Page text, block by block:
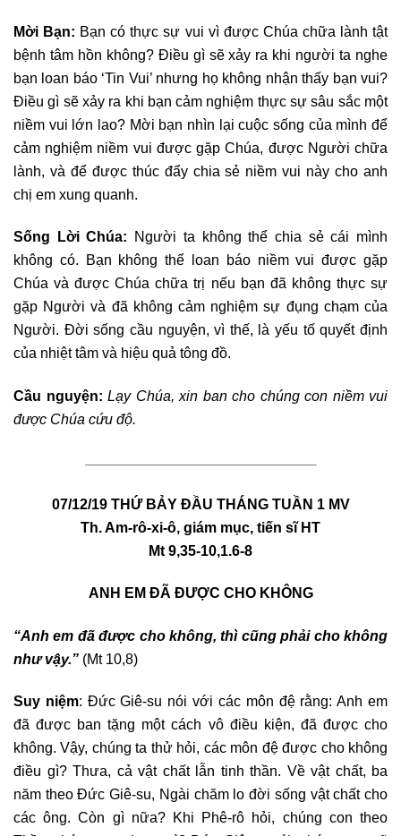
Mời Bạn: Bạn có thực sự vui vì được Chúa chữa lành tật
bệnh tâm hồn không? Điều gì sẽ xảy ra khi người ta nghe
bạn loan báo ‘Tin Vui’ nhưng họ không nhận thấy bạn vui?
Điều gì sẽ xảy ra khi bạn cảm nghiệm thực sự sâu sắc một
niềm vui lớn lao? Mời bạn nhìn lại cuộc sống của mình để
cảm nghiệm niềm vui được gặp Chúa, được Người chữa
lành, và để được thúc đẩy chia sẻ niềm vui này cho anh
chị em xung quanh.
Sống Lời Chúa: Người ta không thể chia sẻ cái mình
không có. Bạn không thể loan báo niềm vui được gặp
Chúa và được Chúa chữa trị nếu bạn đã không thực sự
gặp Người và đã không cảm nghiệm sự đụng chạm của
Người. Đời sống cầu nguyện, vì thế, là yếu tố quyết định
của nhiệt tâm và hiệu quả tông đồ.
Cầu nguyện: Lạy Chúa, xin ban cho chúng con niềm vui
được Chúa cứu độ.
————————————————————————————————-
07/12/19 THỨ BẢY ĐẦU THÁNG TUẦN 1 MV
Th. Am-rô-xi-ô, giám mục, tiến sĩ HT
Mt 9,35-10,1.6-8
ANH EM ĐÃ ĐƯỢC CHO KHÔNG
“Anh em đã được cho không, thì cũng phải cho không
như vậy.” (Mt 10,8)
Suy niệm: Đức Giê-su nói với các môn đệ rằng: Anh em
đã được ban tặng một cách vô điều kiện, đã được cho
không. Vậy, chúng ta thử hỏi, các môn đệ được cho không
điều gì? Thưa, cả vật chất lẫn tinh thần. Về vật chất, ba
năm theo Đức Giê-su, Ngài chăm lo đời sống vật chất cho
các ông. Còn gì nữa? Khi Phê-rô hỏi, chúng con theo